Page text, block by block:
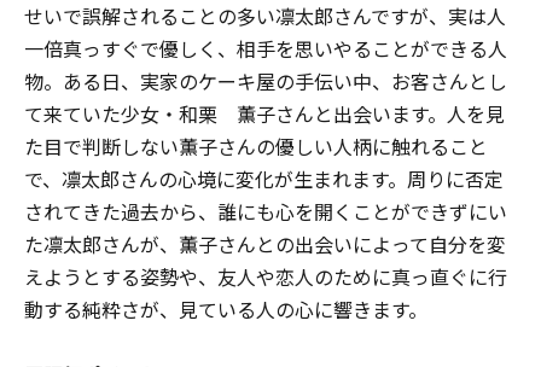
せいで誤解されることの多い凛太郎さんですが、実は人
一倍真っすぐで優しく、相手を思いやることができる人
物。ある日、実家のケーキ屋の手伝い中、お客さんとし
て来ていた少女・和栗 薫子さんと出会います。人を見
た目で判断しない薫子さんの優しい人柄に触れること
で、凛太郎さんの心境に変化が生まれます。周りに否定
されてきた過去から、誰にも心を開くことができずにい
た凛太郎さんが、薫子さんとの出会いによって自分を変
えようとする姿勢や、友人や恋人のために真っ直ぐに行
動する純粋さが、見ている人の心に響きます。